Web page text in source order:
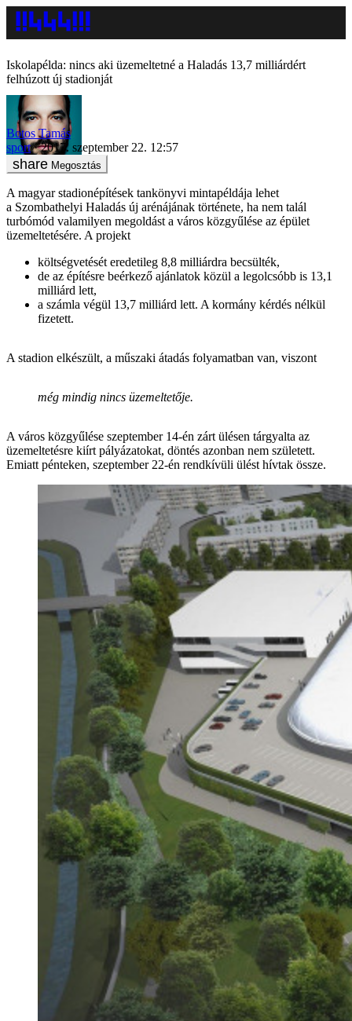
Iskolapélda: nincs aki üzemeltetné a Haladás 13,7 milliárdért
felhúzott új stadionját
Botos Tamás
sport
2017. szeptember 22. 12:57
Megosztás
A magyar stadionépítések tankönyvi mintapéldája lehet
a Szombathelyi Haladás új arénájának története, ha nem talál
turbómód valamilyen megoldást a város közgyűlése az épület
üzemeltetésére. A projekt
költségvetését eredetileg 8,8 milliárdra becsülték,
de az építésre beérkező ajánlatok közül a legolcsóbb is 13,1
milliárd lett,
a számla végül 13,7 milliárd lett. A kormány kérdés nélkül
fizetett.
A stadion elkészült, a műszaki átadás folyamatban van, viszont
még mindig nincs üzemeltetője.
A város közgyűlése szeptember 14-én zárt ülésen tárgyalta az
üzemeltetésre kiírt pályázatokat, döntés azonban nem született.
Emiatt pénteken, szeptember 22-én rendkívüli ülést hívtak össze.